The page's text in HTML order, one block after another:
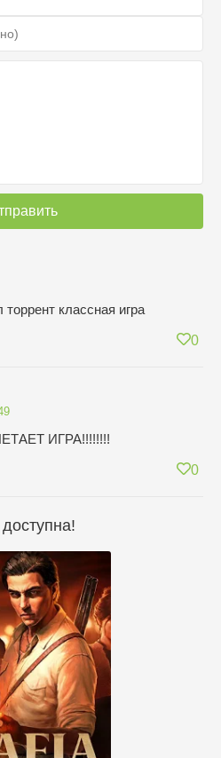
торрент классная игра
0
ИГРА!!!!!!!!
0